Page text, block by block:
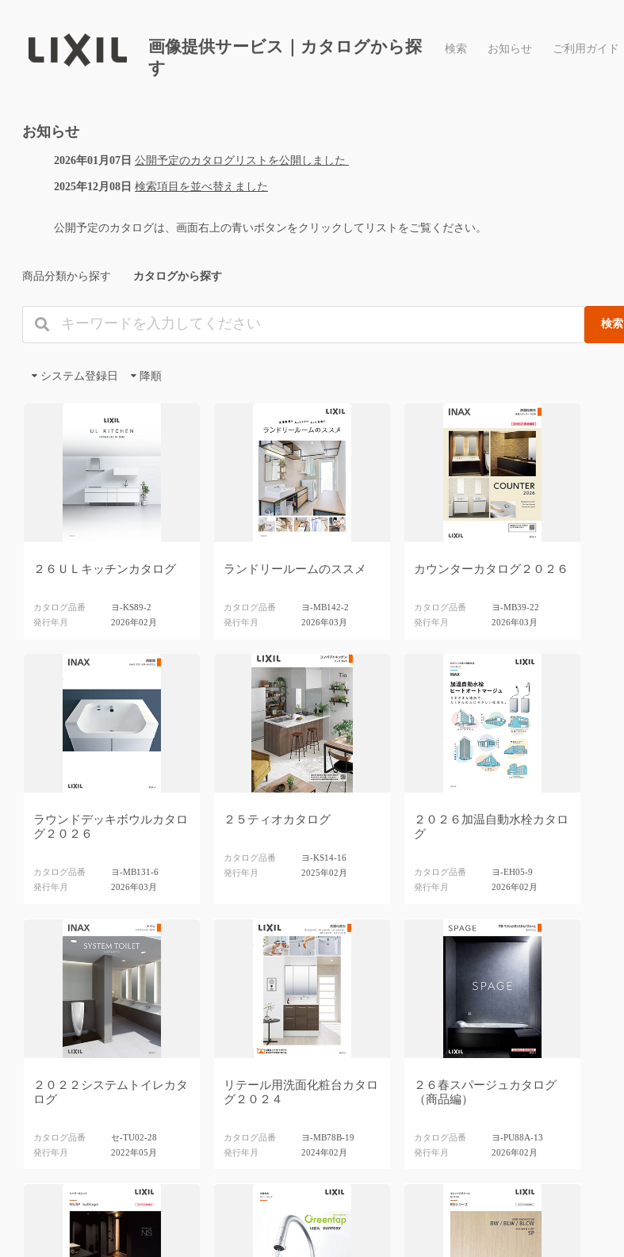
画像提供サービス｜カタログから探
す
検索 お知らせ ご利用ガイド
お知らせ
2026年01月07日 公開予定のカタログリストを公開しました
2025年12月08日 検索項目を並べ替えました
公開予定のカタログは、画面右上の青いボタンをクリックしてリストをご覧ください。
商品分類から探す カタログから探す
検索
システム登録日 降順
２６ＵＬキッチンカタログ
カタログ品番
ヨ-KS89-2
発行年月
2026年02月
ランドリールームのススメ
カタログ品番
ヨ-MB142-2
発行年月
2026年03月
カウンターカタログ２０２６
カタログ品番
ヨ-MB39-22
発行年月
2026年03月
ラウンドデッキボウルカタロ
グ２０２６
カタログ品番
ヨ-MB131-6
発行年月
2026年03月
２５ティオカタログ
カタログ品番
ヨ-KS14-16
発行年月
2025年02月
２０２６加温自動水栓カタロ
グ
カタログ品番
ヨ-EH05-9
発行年月
2026年02月
２０２２システムトイレカタ
ログ
カタログ品番
セ-TU02-28
発行年月
2022年05月
リテール用洗面化粧台カタロ
グ２０２４
カタログ品番
ヨ-MB78B-19
発行年月
2024年02月
２６春スパージュカタログ
（商品編）
カタログ品番
ヨ-PU88A-13
発行年月
2026年02月